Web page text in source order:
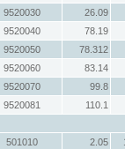
9520030
26.09
9520040
78.19
9520050
78.312
9520060
83.14
9520070
99.8
9520081
110.1
501010 2.05